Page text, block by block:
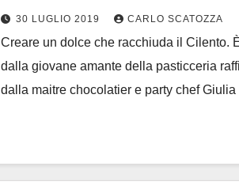
30 LUGLIO 2019 CARLO SCATOZZA
Creare un dolce che racchiuda il Cilento.
dalla giovane amante della pasticceria
dalla maitre chocolatier e party chef